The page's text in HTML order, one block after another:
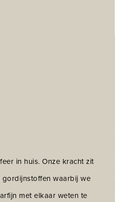
in huis. Onze kracht zit
waarbij we
met elkaar weten te